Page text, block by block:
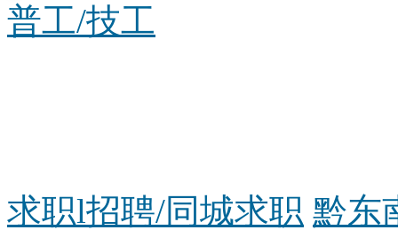
普工/技工
求职l招聘/同城求职 黔东